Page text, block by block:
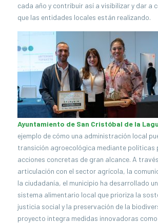
cada año y contribuir así a visibilizar y dar a
que las entidades locales están realizando.
Ayuntamiento de San Cristóbal de la
ejemplo de cómo una administración local
transición agroecológica mediante políticas
acciones concretas de gran alcance. A
articulación con el sector agrícola, la
la ciudadanía, el municipio ha desarrollado
sistema alimentario local que prioriza la
justicia social y la preservación de la
proyecto integra medidas innovadoras